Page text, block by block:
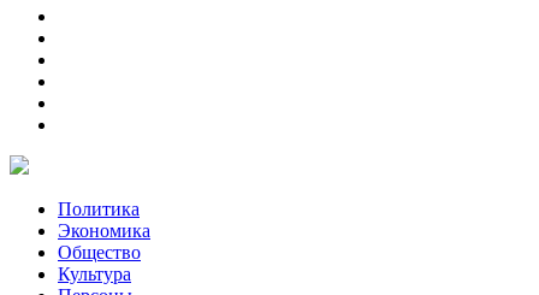
Политика
Экономика
Общество
Культура